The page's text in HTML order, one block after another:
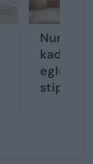
kada
eglutę: